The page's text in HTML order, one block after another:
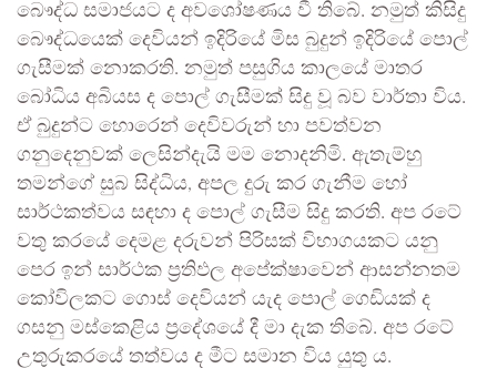
බෞද්ධ සමාජයට ද අවශෝෂණය වී තිබේ. නමුත් කිසිදු
බෞද්ධයෙක් දෙවියන් ඉදිරියේ මිස බුදුන් ඉදිරියේ පොල්
ගැසීමක් නොකරති. නමුත් පසුගිය කාලයේ මාතර
බෝධිය අබියස ද පොල් ගැසීමක් සිදු වූ බව වාර්තා විය.
ඒ බුදුන්ට හොරෙන් දෙවිවරුන් හා පවත්වන
ගනුදෙනුවක් ලෙසින්දැයි මම නොදනිමි. ඇතැම්හු
තමන්ගේ සුබ සිද්ධිය, අපල දුරු කර ගැනීම හෝ
සාර්ථකත්වය සඳහා ද පොල් ගැසීම සිදු කරති. අප රටේ
වතු කරයේ දෙමළ දරුවන් පිරිසක් විභාගයකට යනු
පෙර ඉන් සාර්ථක ප්‍රතිඵල අපේක්ෂාවෙන් ආසන්නතම
කෝවිලකට ගොස් දෙවියන් යැද පොල් ගෙඩියක් ද
ගසනු මස්කෙළිය ප්‍රදේශයේ දී මා දැක තිබේ. අප රටේ
උතුරුකරයේ තත්වය ද මීට සමාන විය යුතු ය.